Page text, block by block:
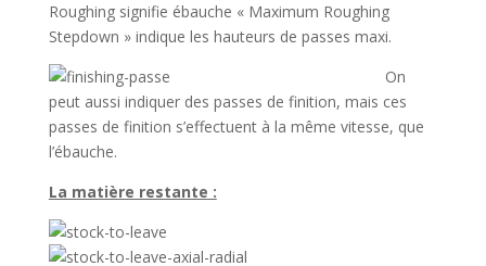
Roughing signifie ébauche « Maximum Roughing
Stepdown » indique les hauteurs de passes maxi.
On
peut aussi indiquer des passes de finition, mais ces
passes de finition s’effectuent à la même vitesse, que
l’ébauche.
La matière restante :